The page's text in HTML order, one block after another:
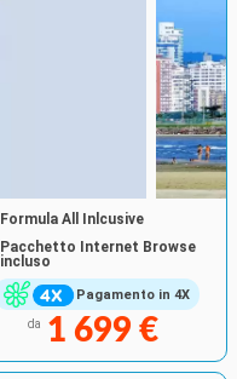
Pagamento in 4X
Formula All Inlcusive
Pacchetto Internet Browse
incluso
da 1 699 €